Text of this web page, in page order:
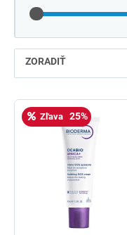
ZORADIŤ
Zľava 25%